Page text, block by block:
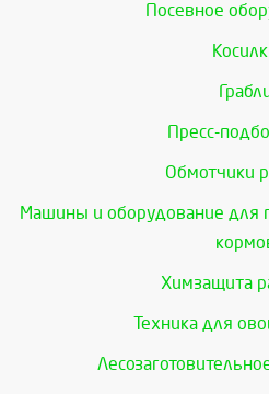
Посевное
Пресс-
Обмотчики
Машины и оборудование для
Химзащита
Техника для